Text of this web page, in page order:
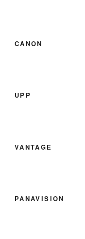
CANON
UPP
VANTAGE
PANAVISION